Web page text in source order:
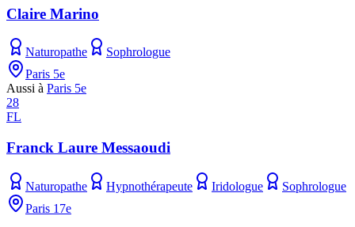
Claire Marino
Naturopathe
Sophrologue
Paris 5e
Aussi à Paris 5e
28
FL
Franck Laure Messaoudi
Naturopathe Hypnothérapeute Iridologue
Sophrologue
Paris 17e